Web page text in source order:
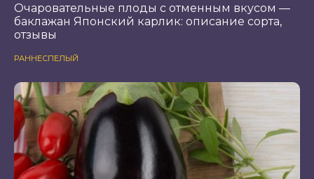
Очаровательные плоды с отменным вкусом —
баклажан Японский карлик: описание сорта,
отзывы
РАННЕСПЕЛЫЙ